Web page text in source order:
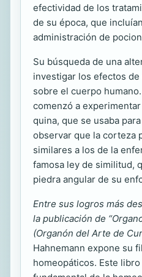
efectividad de los
de su época, que
administración de
Su búsqueda de una
investigar los efectos
sobre el cuerpo
comenzó a
quina, que se usaba
observar que la corteza
similares a los de la
famosa ley de similitud,
piedra angular de su
Entre sus logros más
la publicación de
(Organón del Arte de
Hahnemann expone su
homeopáticos. Este